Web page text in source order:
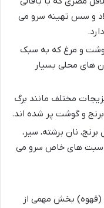
و سس تهینه سرو می
و مرغ که به سبک
های محلی بسیار
مختلف مانند برگ
برنج و گوشت پر شده اند.
نان برشته، سیر،
های خاص سرو می
بخش مهمی از